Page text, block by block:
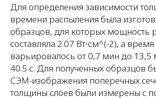
Для определения зависимости
времени распыления была
образцов, для которых мощность
составляла 2.07 Вт∙см^(-2), а
варьировалось от 0,7 мин до
40.5 с. Для полученных образцов
СЭМ-изображения поперечных
толщины слоев были измерены с